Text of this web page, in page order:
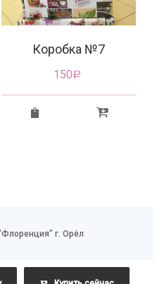
Коробка №7
150Р
г. Орёл